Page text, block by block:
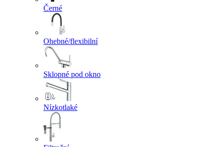
Černé
Ohebné/flexibilní
Sklopné pod okno
Nízkotlaké